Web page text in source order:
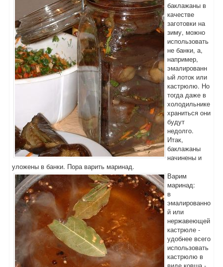
баклажаны в
качестве
заготовки на
зиму, можно
использовать
не банки, а,
например,
эмалированн
ый лоток или
кастрюлю. Но
тогда даже в
холодильнике
храниться они
будут
недолго.
Итак,
баклажаны
начинены и
уложены в банки. Пора варить маринад.
Варим
маринад:
в
эмалированно
й или
нержавеющей
кастрюле -
удобнее всего
использовать
кастрюлю в
виде ковша -